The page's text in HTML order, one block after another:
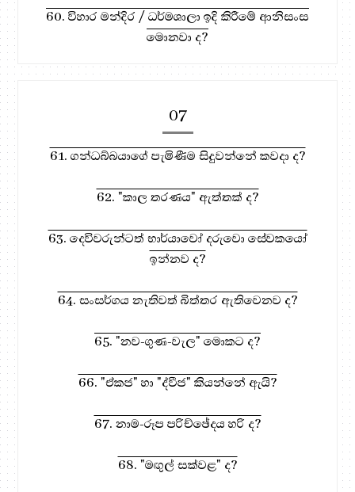
60. විහාර මන්දිර / ධර්මශාලා ඉදි කිරීමේ ආනිසංස
මොනවා ද?
07
61. ගන්ධබ්බයාගේ පැමිණීම සිදුවන්නේ කවදා ද?
62. "කාල තරණය" ඇත්තක් ද?
63. දෙවිවරුන්ටත් භාර්යාවෝ දරුවො සේවකයෝ
ඉන්නව ද?
64. සංසර්ගය නැතිවත් බිත්තර ඇතිවෙනව ද?
65. "නව-ගුණ-වැල" මොකට ද?
66. "ඒකජ" හා "ද්වීජ" කියන්නේ ඇයි?
67. නාම-රූප පරිච්ඡේදය හරි ද?
68. "මඟුල් සක්වළ" ද?